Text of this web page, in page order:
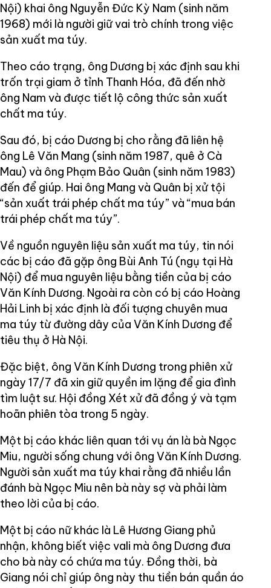
Nội) khai ông Nguyễn Đức Kỳ Nam (sinh năm
1968) mới là người giữ vai trò chính trong việc
sản xuất ma túy.
Theo cáo trạng, ông Dương bị xác định sau khi
trốn trại giam ở tỉnh Thanh Hóa, đã đến nhờ
ông Nam và được tiết lộ công thức sản xuất
chất ma túy.
Sau đó, bị cáo Dương bị cho rằng đã liên hệ
ông Lê Văn Mang (sinh năm 1987, quê ở Cà
Mau) và ông Phạm Bảo Quân (sinh năm 1983)
đến để giúp. Hai ông Mang và Quân bị xử tội
“sản xuất trái phép chất ma túy” và “mua bán
trái phép chất ma túy”.
Về nguồn nguyên liệu sản xuất ma túy, tin nói
các bị cáo đã gặp ông Bùi Anh Tú (ngụ tại Hà
Nội) để mua nguyên liệu bằng tiền của bị cáo
Văn Kính Dương. Ngoài ra còn có bị cáo Hoàng
Hải Linh bị xác định là đối tượng chuyên mua
ma túy từ đường dây của Văn Kính Dương để
tiêu thụ ở Hà Nội.
Đặc biệt, ông Văn Kính Dương trong phiên xử
ngày 17/7 đã xin giữ quyền im lặng để gia đình
tìm luật sư. Hội đồng Xét xử đã đồng ý và tạm
hoãn phiên tòa trong 5 ngày.
Một bị cáo khác liên quan tới vụ án là bà Ngọc
Miu, người sống chung với ông Văn Kính Dương.
Người sản xuất ma túy khai rằng đã nhiều lần
đánh bà Ngọc Miu nên bà này sợ và phải làm
theo lời của bị cáo.
Một bị cáo nữ khác là Lê Hương Giang phủ
nhận, không biết việc vali mà ông Dương đưa
cho bà này có chứa ma túy. Đồng thời, bà
Giang nói chỉ giúp ông này thu tiền bán quần áo